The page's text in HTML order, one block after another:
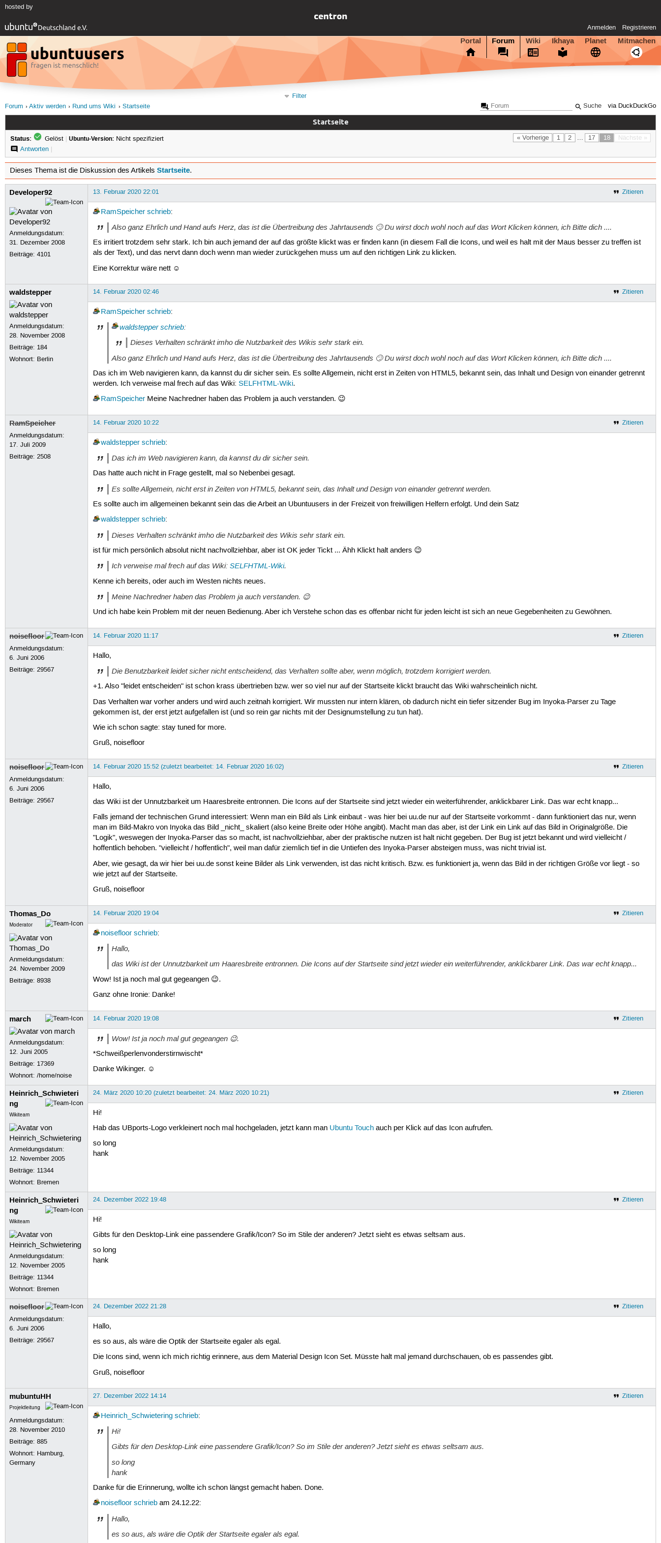
hosted by
Anmelden Registrieren
Portal Forum Wiki Ikhaya Planet Mitmachen
via DuckDuckGo
Filter
Forum
Aktiv werden Rund ums Wiki Startseite
Startseite
« Vorherige 1 2 … 17 18 Nächste »
Status: Gelöst | Ubuntu-Version: Nicht spezifiziert
Antworten|
Dieses Thema ist die Diskussion des Artikels Startseite.
Developer92
Anmeldungsdatum:
31. Dezember 2008
Beiträge:4101
Zitieren
13. Februar 2020 22:01
RamSpeicher schrieb:
Also ganz Ehrlich und Hand aufs Herz, das ist die Übertreibung des Jahrtausends 🙄 Du wirst doch wohl noch auf das Wort Klicken können, ich Bitte dich ....
Es irritiert trotzdem sehr stark. Ich bin auch jemand der auf das größte klickt was er finden kann (in diesem Fall die Icons, und weil es halt mit der Maus besser zu treffen ist
als der Text), und das nervt dann doch wenn man wieder zurückgehen muss um auf den richtigen Link zu klicken.
Eine Korrektur wäre nett ☺
waldstepper
Anmeldungsdatum:
28. November 2008
Beiträge: 184
Wohnort: Berlin
Zitieren
14. Februar 2020 02:46
RamSpeicher schrieb:
waldstepper schrieb:
Dieses Verhalten schränkt imho die Nutzbarkeit des Wikis sehr stark ein.
Also ganz Ehrlich und Hand aufs Herz, das ist die Übertreibung des Jahrtausends 🙄 Du wirst doch wohl noch auf das Wort Klicken können, ich Bitte dich ....
Das ich im Web navigieren kann, da kannst du dir sicher sein. Es sollte Allgemein, nicht erst in Zeiten von HTML5, bekannt sein, das Inhalt und Design von einander getrennt
werden. Ich verweise mal frech auf das Wiki: SELFHTML-Wiki.
RamSpeicherMeine Nachredner haben das Problem ja auch verstanden. 😉
RamSpeicher
Anmeldungsdatum:
17. Juli 2009
Beiträge:2508
Zitieren
14. Februar 2020 10:22
waldstepper schrieb:
Das ich im Web navigieren kann, da kannst du dir sicher sein.
Das hatte auch nicht in Frage gestellt, mal so Nebenbei gesagt.
Es sollte Allgemein, nicht erst in Zeiten von HTML5, bekannt sein, das Inhalt und Design von einander getrennt werden.
Es sollte auch im allgemeinen bekannt sein das die Arbeit an Ubuntuusers in der Freizeit von freiwilligen Helfern erfolgt. Und dein Satz
waldstepper schrieb:
Dieses Verhalten schränkt imho die Nutzbarkeit des Wikis sehr stark ein.
ist für mich persönlich absolut nicht nachvollziehbar, aber ist OK jeder Tickt ... Ähh Klickt halt anders 😉
Ich verweise mal frech auf das Wiki: SELFHTML-Wiki.
Kenne ich bereits, oder auch im Westen nichts neues.
Meine Nachredner haben das Problem ja auch verstanden. 😉
Und ich habe kein Problem mit der neuen Bedienung. Aber ich Verstehe schon das es offenbar nicht für jeden leicht ist sich an neue Gegebenheiten zu Gewöhnen.
noisefloor
Anmeldungsdatum:
6. Juni 2006
Beiträge:29567
Zitieren
14. Februar 2020 11:17
Hallo,
Die Benutzbarkeit leidet sicher nicht entscheidend, das Verhalten sollte aber, wenn möglich, trotzdem korrigiert werden.
+1. Also "leidet entscheiden" ist schon krass übertrieben bzw. wer so viel nur auf der Startseite klickt braucht das Wiki wahrscheinlich nicht.
Das Verhalten war vorher anders und wird auch zeitnah korrigiert. Wir mussten nur intern klären, ob dadurch nicht ein tiefer sitzender Bug im Inyoka-Parser zu Tage
gekommen ist, der erst jetzt aufgefallen ist (und so rein gar nichts mit der Designumstellung zu tun hat).
Wie ich schon sagte: stay tuned for more.
Gruß, noisefloor
noisefloor
Anmeldungsdatum:
6. Juni 2006
Beiträge:29567
Zitieren
14. Februar 2020 15:52 (zuletzt bearbeitet: 14. Februar 2020 16:02)
Hallo,
das Wiki ist der Unnutzbarkeit um Haaresbreite entronnen. Die Icons auf der Startseite sind jetzt wieder ein weiterführender, anklickbarer Link. Das war echt knapp...
Falls jemand der technischen Grund interessiert: Wenn man ein Bild als Link einbaut - was hier bei uu.de nur auf der Startseite vorkommt - dann funktioniert das nur, wenn
man im Bild-Makro von Inyoka das Bild _nicht_ skaliert (also keine Breite oder Höhe angibt). Macht man das aber, ist der Link ein Link auf das Bild in Originalgröße. Die
"Logik", weswegen der Inyoka-Parser das so macht, ist nachvollziehbar, aber der praktische nutzen ist halt nicht gegeben. Der Bug ist jetzt bekannt und wird vielleicht /
hoffentlich behoben. "vielleicht / hoffentlich", weil man dafür ziemlich tief in die Untiefen des Inyoka-Parser absteigen muss, was nicht trivial ist.
Aber, wie gesagt, da wir hier bei uu.de sonst keine Bilder als Link verwenden, ist das nicht kritisch. Bzw. es funktioniert ja, wenn das Bild in der richtigen Größe vor liegt - so
wie jetzt auf der Startseite.
Gruß, noisefloor
Thomas_Do
Moderator
Anmeldungsdatum:
24. November 2009
Beiträge:8938
Zitieren
14. Februar 2020 19:04
noisefloor schrieb:
Hallo,
das Wiki ist der Unnutzbarkeit um Haaresbreite entronnen. Die Icons auf der Startseite sind jetzt wieder ein weiterführender, anklickbarer Link. Das war echt knapp...
Wow! Ist ja noch mal gut gegeangen 😉.
Ganz ohne Ironie: Danke!
march
Anmeldungsdatum:
12. Juni 2005
Beiträge: 17369
Wohnort: /home/noise
Zitieren
14. Februar 2020 19:08
Wow! Ist ja noch mal gut gegeangen 😉.
*Schweißperlenvonderstirnwischt*
Danke Wikinger. ☺
Heinrich_Schwieteri
ng
Wikiteam
Anmeldungsdatum:
12. November 2005
Beiträge: 11344
Wohnort: Bremen
Zitieren
24. März 2020 10:20 (zuletzt bearbeitet: 24. März 2020 10:21)
Hi!
Hab das UBports-Logo verkleinert noch mal hochgeladen, jetzt kann man Ubuntu Touchauch per Klick auf das Icon aufrufen.
so long
hank
Heinrich_Schwieteri
ng
Wikiteam
Anmeldungsdatum:
12. November 2005
Beiträge: 11344
Wohnort: Bremen
Zitieren
24. Dezember 2022 19:48
Hi!
Gibts für den Desktop-Link eine passendere Grafik/Icon? So im Stile der anderen? Jetzt sieht es etwas seltsam aus.
so long
hank
noisefloor
Anmeldungsdatum:
6. Juni 2006
Beiträge:29567
Zitieren
24. Dezember 2022 21:28
Hallo,
es so aus, als wäre die Optik der Startseite egaler als egal.
Die Icons sind, wenn ich mich richtig erinnere, aus dem Material Design Icon Set. Müsste halt mal jemand durchschauen, ob es passendes gibt.
Gruß, noisefloor
mubuntuHH
Projektleitung
Anmeldungsdatum:
28. November 2010
Beiträge:885
Wohnort: Hamburg,
Germany
Zitieren
27. Dezember 2022 14:14
Heinrich_Schwietering schrieb:
Hi!
Gibts für den Desktop-Link eine passendere Grafik/Icon? So im Stile der anderen? Jetzt sieht es etwas seltsam aus.
so long
hank
Danke für die Erinnerung, wollte ich schon längst gemacht haben. Done.
noisefloor schriebam 24.12.22:
Hallo,
es so aus, als wäre die Optik der Startseite egaler als egal.